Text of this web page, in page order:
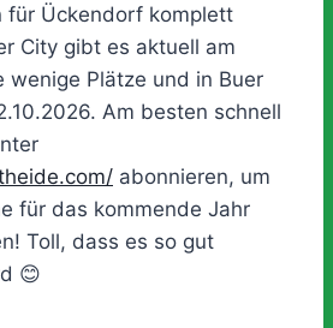
für Ückendorf komplett
City gibt es aktuell am
wenige Plätze und in Buer
Am besten schnell
abonnieren, um
für das kommende Jahr
Toll, dass es so gut
😊